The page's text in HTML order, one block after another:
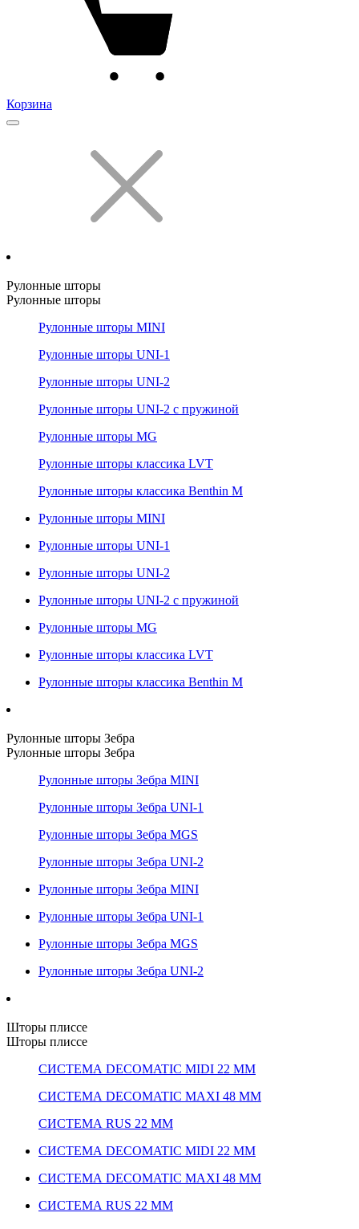
Корзина
Рулонные шторы
Рулонные шторы
Рулонные шторы MINI
Рулонные шторы UNI-1
Рулонные шторы UNI-2
Рулонные шторы UNI-2 с пружиной
Рулонные шторы MG
Рулонные шторы классика LVT
Рулонные шторы классика Benthin M
Рулонные шторы MINI
Рулонные шторы UNI-1
Рулонные шторы UNI-2
Рулонные шторы UNI-2 с пружиной
Рулонные шторы MG
Рулонные шторы классика LVT
Рулонные шторы классика Benthin M
Рулонные шторы Зебра
Рулонные шторы Зебра
Рулонные шторы Зебра MINI
Рулонные шторы Зебра UNI-1
Рулонные шторы Зебра MGS
Рулонные шторы Зебра UNI-2
Рулонные шторы Зебра MINI
Рулонные шторы Зебра UNI-1
Рулонные шторы Зебра MGS
Рулонные шторы Зебра UNI-2
Шторы плиссе
Шторы плиссе
СИСТЕМА DECOMATIC MIDI 22 ММ
СИСТЕМА DECOMATIC MAXI 48 ММ
СИСТЕМА RUS 22 ММ
СИСТЕМА DECOMATIC MIDI 22 ММ
СИСТЕМА DECOMATIC MAXI 48 ММ
СИСТЕМА RUS 22 ММ